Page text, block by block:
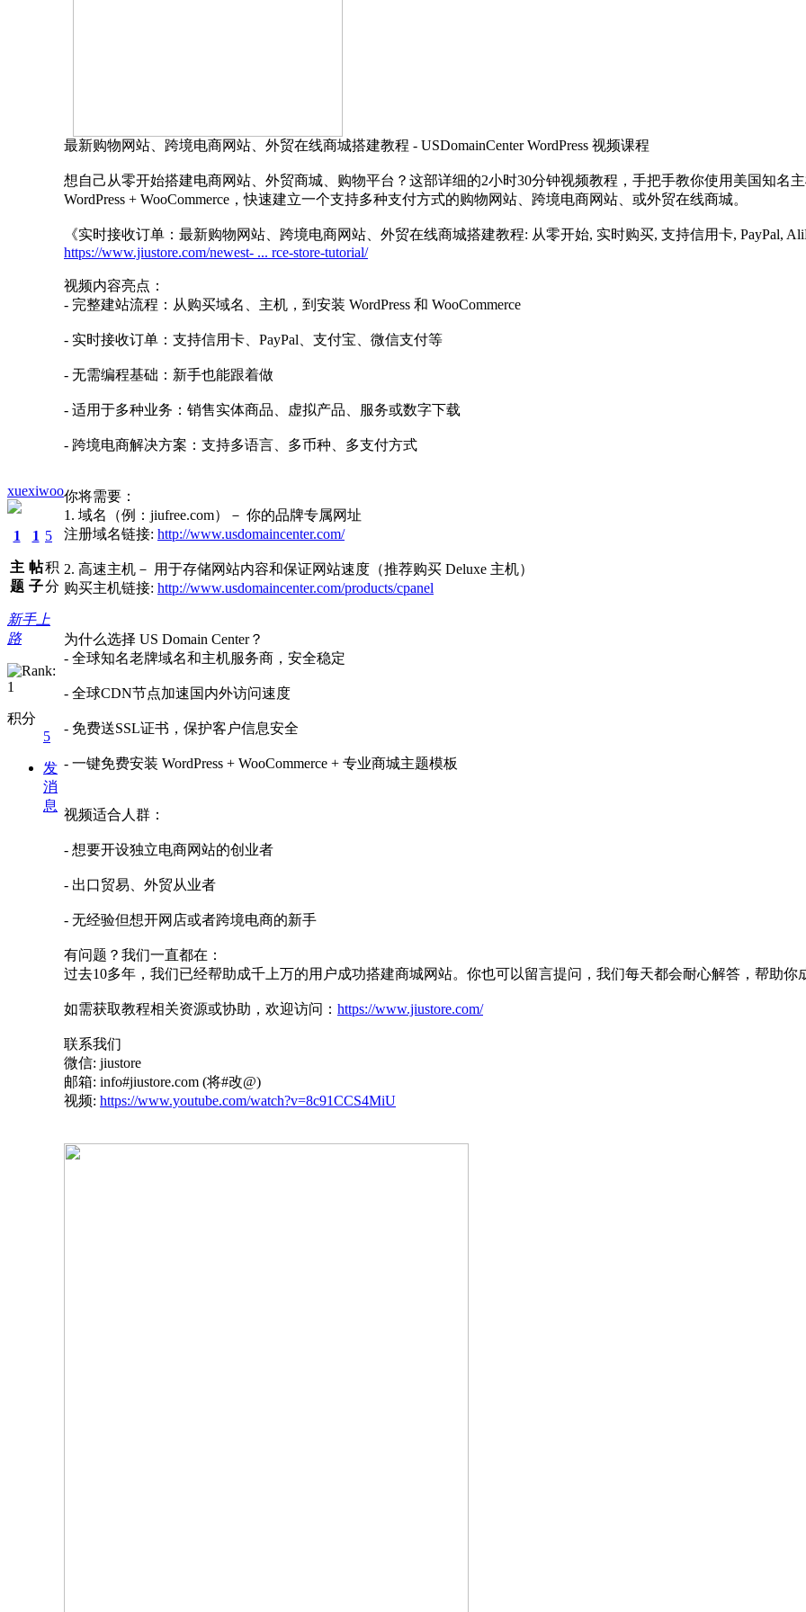
xuexiwoo
1
主
题
1
帖
子
5
积
分
新手上
路
积分
5
发
消
息
最新购物网站、跨境电商网站、外贸在线商城搭建教程 - USDomainCenter WordPress 视频课程
想自己从零开始搭建电商网站、外贸商城、购物平台？这部详细的2小时30分钟视频教程，手把手教你使用美国知名主
WordPress + WooCommerce，快速建立一个支持多种支付方式的购物网站、跨境电商网站、或外贸在线商城。
《实时接收订单：最新购物网站、跨境电商网站、外贸在线商城搭建教程: 从零开始, 实时购买, 支持信用卡, PayPal,
https://www.jiustore.com/newest- ... rce-store-tutorial/
视频内容亮点：
- 完整建站流程：从购买域名、主机，到安装 WordPress 和 WooCommerce
- 实时接收订单：支持信用卡、PayPal、支付宝、微信支付等
- 无需编程基础：新手也能跟着做
- 适用于多种业务：销售实体商品、虚拟产品、服务或数字下载
- 跨境电商解决方案：支持多语言、多币种、多支付方式
你将需要：
1. 域名（例：jiufree.com）－ 你的品牌专属网址
注册域名链接: http://www.usdomaincenter.com/
2. 高速主机－ 用于存储网站内容和保证网站速度（推荐购买 Deluxe 主机）
购买主机链接: http://www.usdomaincenter.com/products/cpanel
为什么选择 US Domain Center？
- 全球知名老牌域名和主机服务商，安全稳定
- 全球CDN节点加速国内外访问速度
- 免费送SSL证书，保护客户信息安全
- 一键免费安装 WordPress + WooCommerce + 专业商城主题模板
视频适合人群：
- 想要开设独立电商网站的创业者
- 出口贸易、外贸从业者
- 无经验但想开网店或者跨境电商的新手
有问题？我们一直都在：
过去10多年，我们已经帮助成千上万的用户成功搭建商城网站。你也可以留言提问，我们每天都会耐心解答，帮助你
如需获取教程相关资源或协助，欢迎访问： https://www.jiustore.com/
联系我们
微信: jiustore
邮箱: info#jiustore.com (将#改@)
视频: https://www.youtube.com/watch?v=8c91CCS4MiU